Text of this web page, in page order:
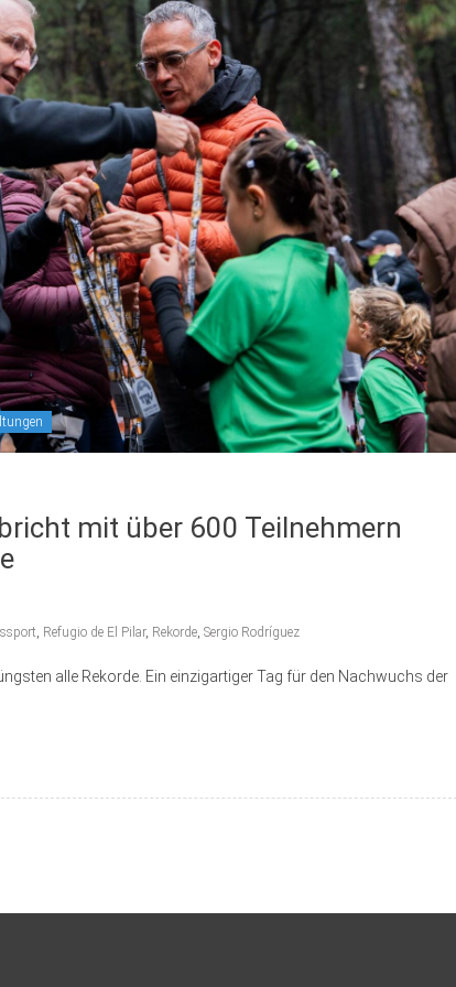
mit über 600 Teilnehmern
Refugio de El Pilar, Rekorde Sergio Rodríguez
alle Rekorde. Ein einzigartiger Tag für den Nachwuchs der